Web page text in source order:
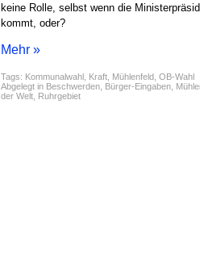
keine Rolle, selbst wenn die
kommt, oder?
Mehr »
Tags: Kommunalwahl Kraft Mühlenfeld OB-Wahl
Abgelegt in Beschwerden Bürger-Eingaben
der Welt Ruhrgebiet